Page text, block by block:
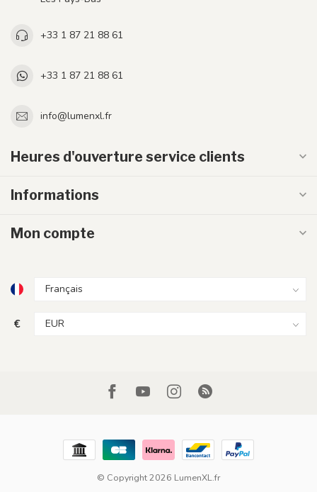
+33 1 87 21 88 61
+33 1 87 21 88 61
info@lumenxl.fr
Heures d'ouverture service clients
Informations
Mon compte
€
© Copyright 2026 LumenXL.fr